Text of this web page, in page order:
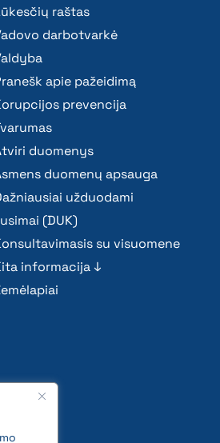
raštas
darbotvarkė
apie pažeidimą
prevencija
duomenys
duomenų apsauga
užduodami
(DUK)
su visuomene
informacija ↓